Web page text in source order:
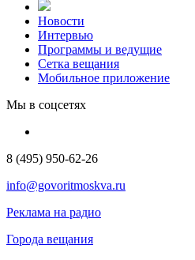
Новости
Интервью
Программы и ведущие
Сетка вещания
Мобильное приложение
Мы в соцсетях
8 (495) 950-62-26
info@govoritmoskva.ru
Реклама на радио
Города вещания